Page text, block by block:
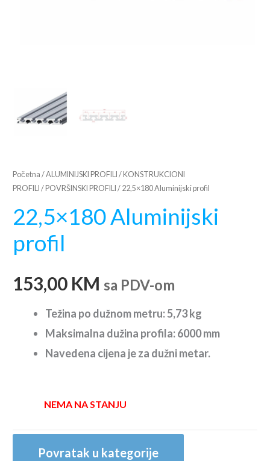
Početna /ALUMINIJSKI PROFILI / KONSTRUKCIONI
PROFILI / POVRŠINSKI PROFILI / 22,5×180 Aluminijski profil
22,5×180 Aluminijski
profil
153,00 KM sa PDV-om
Težina po dužnom metru: 5,73 kg
Maksimalna dužina profila: 6000 mm
Navedena cijena je za dužni metar.
NEMA NA STANJU
Povratak u kategorije